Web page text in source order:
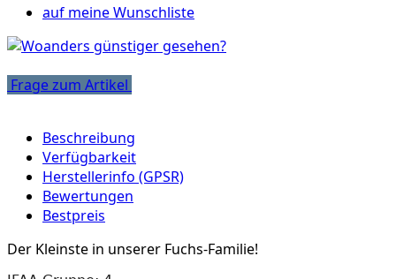
auf meine Wunschliste
Frage zum Artikel
Beschreibung
Verfügbarkeit
Herstellerinfo (GPSR)
Bewertungen
Bestpreis
Der Kleinste in unserer Fuchs-Familie!